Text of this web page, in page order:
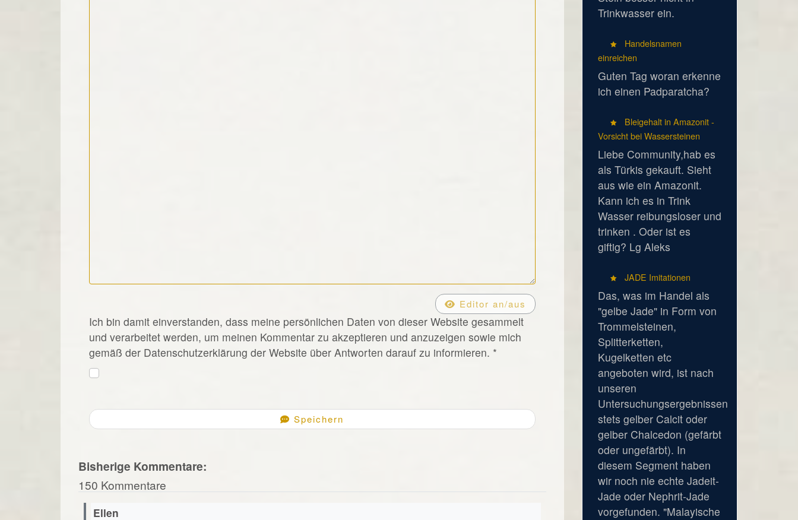
Editor an/aus
Ich bin damit einverstanden, dass meine persönlichen Daten von dieser Website gesammelt
und verarbeitet werden, um meinen Kommentar zu akzeptieren und anzuzeigen sowie mich
gemäß der Datenschutzerklärung der Website über Antworten darauf zu informieren. *
Speichern
Bisherige Kommentare:
150 Kommentare
Ellen
Trinkwasser ein.
Handelsnamen
einreichen
Guten Tag woran erkenne
ich einen Padparatcha?
Bleigehalt in Amazonit -
Vorsicht bei Wassersteinen
Liebe Community,hab es
als Türkis gekauft. Sieht
aus wie ein Amazonit.
Kann ich es in Trink
Wasser reibungsloser und
trinken . Oder ist es
giftig? Lg Aleks
JADE Imitationen
Das, was im Handel als
"gelbe Jade" in Form von
Trommelsteinen,
Splitterketten,
Kugelketten etc
angeboten wird, ist nach
unseren
Untersuchungsergebnissen
stets gelber Calcit oder
gelber Chalcedon (gefärbt
oder ungefärbt). In
diesem Segment haben
wir noch nie echte Jadeit-
Jade oder Nephrit-Jade
vorgefunden. "Malayische